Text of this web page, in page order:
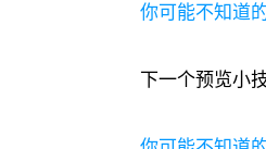
你可能不知道
下一个预览小